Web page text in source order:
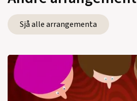
Sjå alle arrangementa